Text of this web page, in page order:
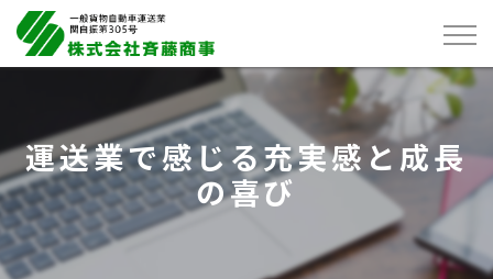
運送業で感じる充実感と成長
の喜び